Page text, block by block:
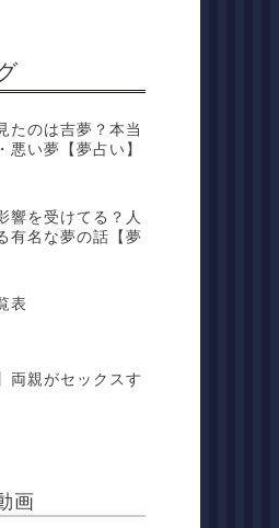
たのは吉夢？本当
悪い夢【夢占い】
響を受けてる？人
有名な夢の話【夢
表
両親がセックスす
画